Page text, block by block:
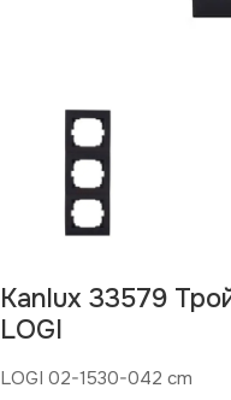
Kanlux 33579
LOGI
LOGI 02-1530-042 cm